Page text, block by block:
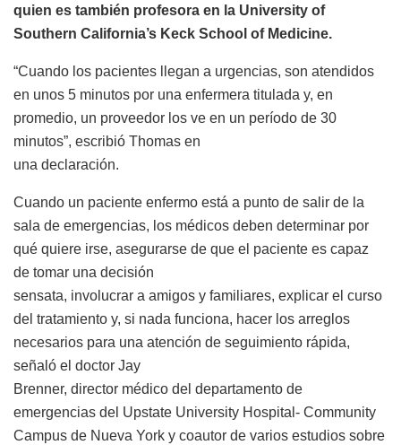
quien es también profesora en la University of
Southern California’s Keck School of Medicine.
“Cuando los pacientes llegan a urgencias, son atendidos
en unos 5 minutos por una enfermera titulada y, en
promedio, un proveedor los ve en un período de 30
minutos”, escribió Thomas en
una declaración.
Cuando un paciente enfermo está a punto de salir de la
sala de emergencias, los médicos deben determinar por
qué quiere irse, asegurarse de que el paciente es capaz
de tomar una decisión
sensata, involucrar a amigos y familiares, explicar el curso
del tratamiento y, si nada funciona, hacer los arreglos
necesarios para una atención de seguimiento rápida,
señaló el doctor Jay
Brenner, director médico del departamento de
emergencias del Upstate University Hospital- Community
Campus de Nueva York y coautor de varios estudios sobre